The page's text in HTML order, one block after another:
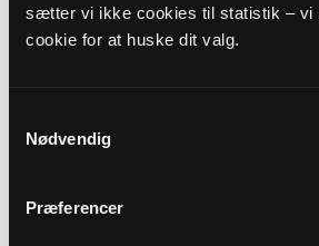
sætter vi ikke cookies til statistik – vi
cookie for at huske dit valg.
Nødvendig
Præferencer
28
AUG